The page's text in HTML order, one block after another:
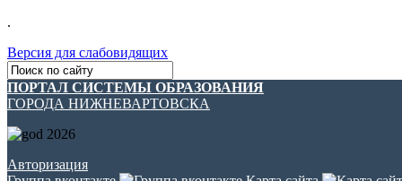
.
Версия для слабовидящих
ПОРТАЛ СИСТЕМЫ ОБРАЗОВАНИЯ
ГОРОДА НИЖНЕВАРТОВСКА
Авторизация